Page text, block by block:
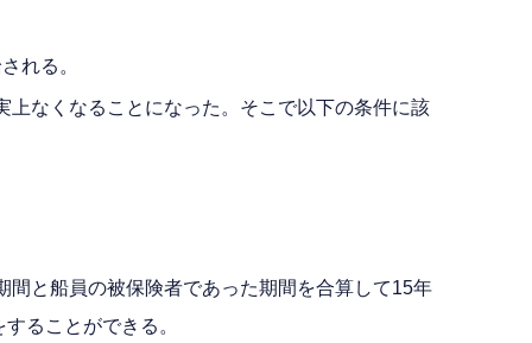
れる。
なくなることになった。そこで以下の条件に該
と船員の被保険者であった期間を合算して15年
ることができる。